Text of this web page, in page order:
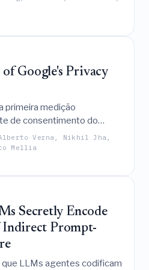
utilidade e
o acionamento
para garantir a
a jusante.
of Google's Privacy
primeira medição
de consentimento do
revelando que suas APIs
estagnada e suporte
bem antes de sua
para outubro de 2025,
a privacidade
Verna, Nikhil Jha,
Mellia
Secretly Encode
Indirect Prompt-
LLMs agentes codificam